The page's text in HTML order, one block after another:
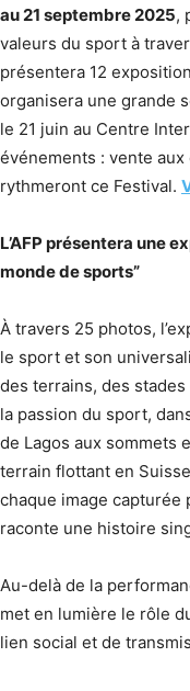
au 21 septembre 2025,
valeurs du sport à
présentera 12
organisera une grande
le 21 juin au Centre
événements : vente
rythmeront ce Festival.
L’AFP présentera une
monde de sports”
À travers 25 photos,
le sport et son
des terrains, des
la passion du sport,
de Lagos aux sommets
terrain flottant en
chaque image capturée
raconte une histoire
Au-delà de la
met en lumière le rôle
lien social et de